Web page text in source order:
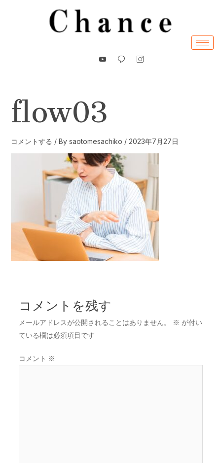
flow03
コメントする / By saotomesachiko / 2023年7月27日
コメントを残す
メールアドレスが公開されることはありません。 ※ が付い
ている欄は必須項目です
コメント ※